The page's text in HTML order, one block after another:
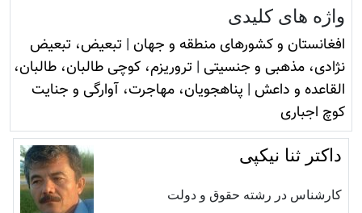
واژه های کلیدی
افغانستان و کشورهای منطقه و جهان | تبعیض، تبعیض
نژادی، مذهبی و جنسیتی | تروريزم، کوچی طالبان، طالبان،
القاعده و داعش | پناهجویان، مهاجرت، آوارگی و جنایت
کوچ اجباری
داکتر ثنا نیکپی
کارشناس در رشته حقوق و دولت